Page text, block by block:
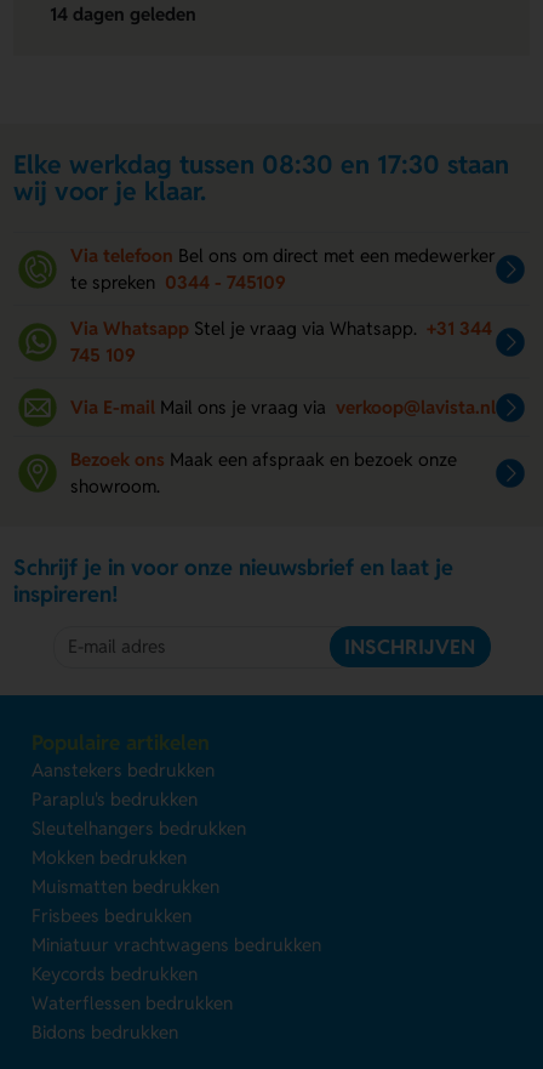
14 dagen geleden
Elke werkdag tussen 08:30 en 17:30 staan
wij voor je klaar.
Via telefoon Bel ons om direct met een medewerker
te spreken 0344 - 745109
Via Whatsapp Stel je vraag via Whatsapp. +31 344
745 109
Via E-mail Mail ons je vraag via verkoop@lavista.nl
Bezoek ons Maak een afspraak en bezoek onze
showroom.
Schrijf je in voor onze nieuwsbrief en laat je
inspireren!
INSCHRIJVEN
Populaire artikelen
Aanstekers bedrukken
Paraplu's bedrukken
Sleutelhangers bedrukken
Mokken bedrukken
Muismatten bedrukken
Frisbees bedrukken
Miniatuur vrachtwagens bedrukken
Keycords bedrukken
Waterflessen bedrukken
Bidons bedrukken